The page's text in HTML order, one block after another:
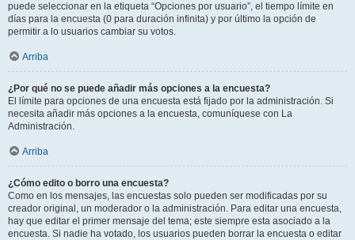
puede seleccionar en la etiqueta “Opciones por usuario”, el tiempo límite en
días para la encuesta (0 para duración infinita) y por último la opción de
permitir a lo usuarios cambiar su votos.
Arriba
¿Por qué no se puede añadir más opciones a la encuesta?
El límite para opciones de una encuesta está fijado por la administración. Si
necesita añadir más opciones a la encuesta, comuníquese con La
Administración.
Arriba
¿Cómo edito o borro una encuesta?
Como en los mensajes, las encuestas solo pueden ser modificadas por su
creador original, un moderador o la administración. Para editar una encuesta,
hay que editar el primer mensaje del tema; este siempre esta asociado a la
encuesta. Si nadie ha votado, los usuarios pueden borrar la encuesta o editar